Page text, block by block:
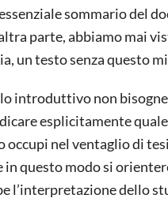
sommario del
parte, abbiamo mai
un testo senza questo
introduttivo non
esplicitamente quale
occupi nel ventaglio di
in questo modo si
l’interpretazione dello